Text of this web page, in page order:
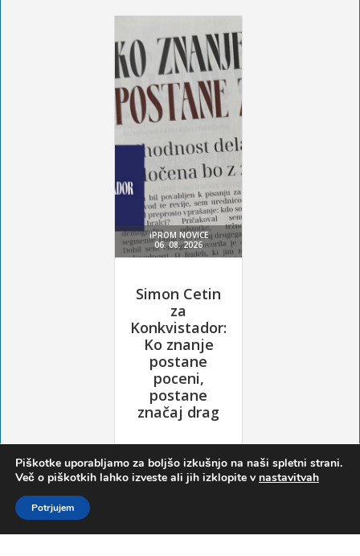
Piškotke uporabljamo za boljšo izkušnjo na naši spletni strani.
Več o piškotkih lahko izveste ali jih izklopite v nastavitvah
Potrjujem